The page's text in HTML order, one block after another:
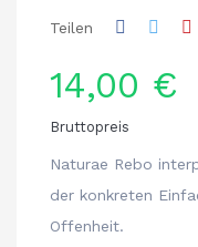
Teilen
14,00 €
Bruttopreis
Naturae Rebo
der konkreten
Offenheit.